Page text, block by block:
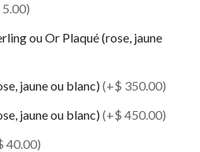
ou Or Plaqué (rose, jaune
jaune ou blanc)(+$ 350.00)
jaune ou blanc)(+$ 450.00)
40.00)